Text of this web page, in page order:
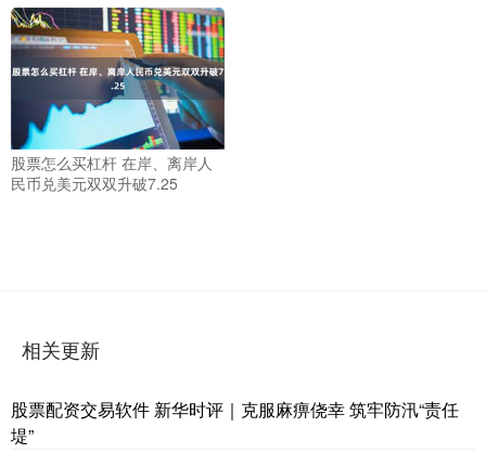
股票怎么买杠杆 在岸、离岸人
民币兑美元双双升破7.25
相关更新
股票配资交易软件 新华时评｜克服麻痹侥幸 筑牢防汛“责任
堤”